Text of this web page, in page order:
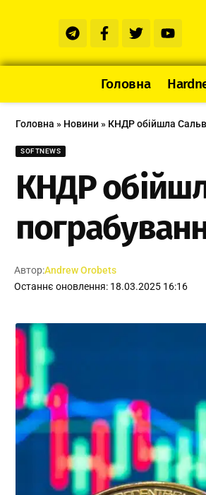
Головна
Головна » Новини» КНДР обійшла
SOFTNEWS
КНДР
Останнє оновлення: 18.03.2025 16:16
Автор:Andrew Orobets